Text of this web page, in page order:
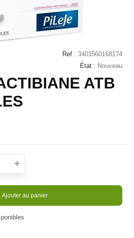
Ref : 3401560168174
État : Nouveau
ATB
Ajouter au panier